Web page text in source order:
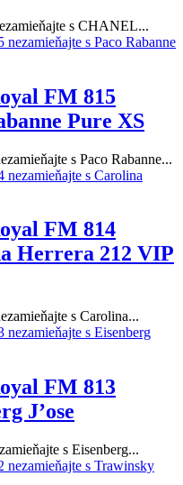
s CHANEL...
FM 815
Pure XS
s Paco Rabanne...
FM 814
Herrera 212 VIP
s Carolina...
FM 813
J’ose
s Eisenberg...